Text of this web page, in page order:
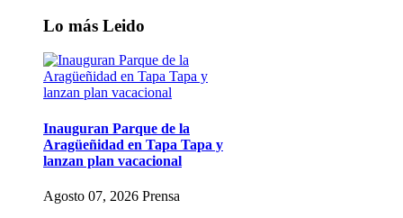
Lo más Leido
Inauguran Parque de la
Aragüeñidad en Tapa Tapa y
lanzan plan vacacional
Agosto 07, 2026 Prensa